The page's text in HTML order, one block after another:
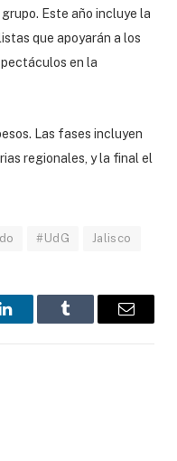
Este año incluye la
que apoyarán a los
en la
Las fases incluyen
regionales, y la final el
#UdG Jalisco
LinkedInTumblr Email